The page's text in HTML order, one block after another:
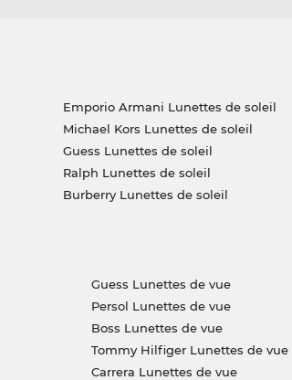
Emporio Armani Lunettes de soleil
Michael Kors Lunettes de soleil
Guess Lunettes de soleil
Ralph Lunettes de soleil
Burberry Lunettes de soleil
Guess Lunettes de vue
Persol Lunettes de vue
Boss Lunettes de vue
Tommy Hilfiger Lunettes de vue
Carrera Lunettes de vue